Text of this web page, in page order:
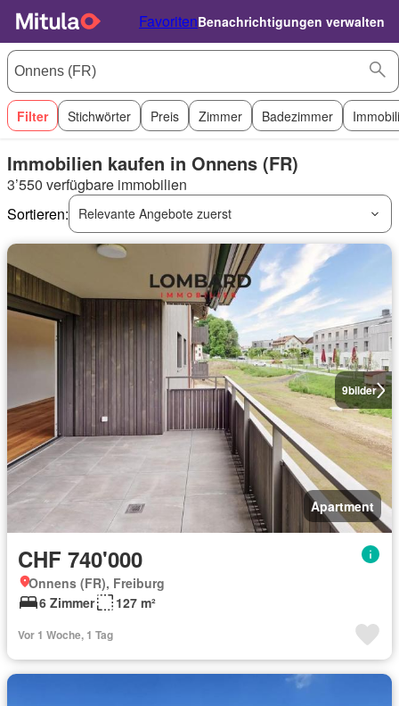
FavoritenBenachrichtigungen verwalten
Filter Stichwörter Preis Zimmer Badezimmer
Immobilien kaufen in Onnens (FR)
3’550 verfügbare immobilien
Sortieren:
Relevante Angebote zuerst
9bilder
Apartment
CHF 740'000
Onnens (FR), Freiburg
6 Zimmer
127 m²
Vor 1 Woche, 1 Tag